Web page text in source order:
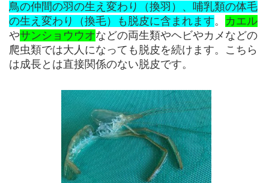
鳥の仲間の羽の生え変わり（換羽）、哺乳類の体毛
の生え変わり（換毛）も脱皮に含まれます。
カエル
やサンショウウオなどの両生類やヘビやカメなどの
爬虫類では大人になっても脱皮を続けます。こちら
は成長とは直接関係のない脱皮です。